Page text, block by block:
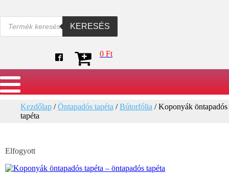
Products
search
KERESÉS
0 Ft
Kezdőlap /Öntapadós tapéta /Bútorfólia / Koponyák öntapadós
tapéta
Elfogyott